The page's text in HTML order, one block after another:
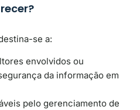
se a:
envolvidos ou
da informação em
​​pelo gerenciamento de